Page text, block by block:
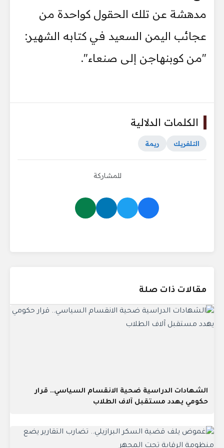
مدهشة عن تلك الحقول كواحدة من
عجائب اليمن السعيد في كتابه الشهير:
"من كوبنهاجن إلى صنعاء".
الكلمات الدلالية
التلفريك ريمة
للمشاركة
مقالات ذات صلة
الشهادات الدراسية ضحية الانقسام السياسي.. قرار
حكومي يهدد مستقبل آلاف الطلاب